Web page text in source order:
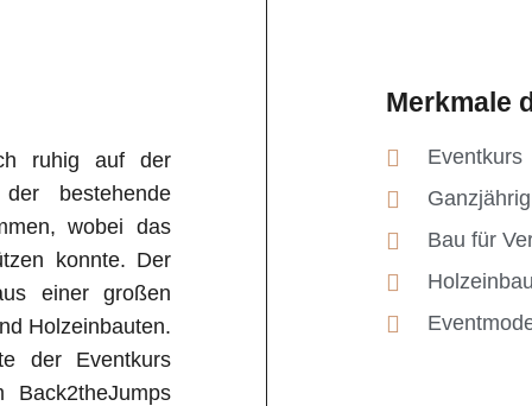
ruhig auf der
bestehende
wobei das
konnte. Der
einer großen
Holzeinbauten.
der Eventkurs
Merkmale
Eventkurs
Bau für